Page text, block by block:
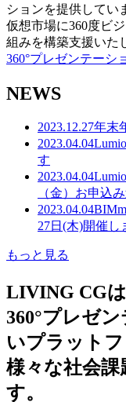
ションを提供してい
仮想市場に360度ビ
組みを構築支援いた
360°プレゼンテーシ
NEWS
2023.12.27年末
2023.04.04
す
2023.04.04
（金）お申込
2023.04.04
27日(木)開催し
もっと見る
LIVING CG
360°プレゼ
いプラット
様々な社会課
す。